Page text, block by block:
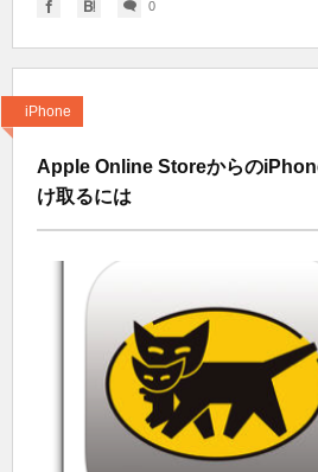
0
iPhone
Apple Online Storeからの
け取るには